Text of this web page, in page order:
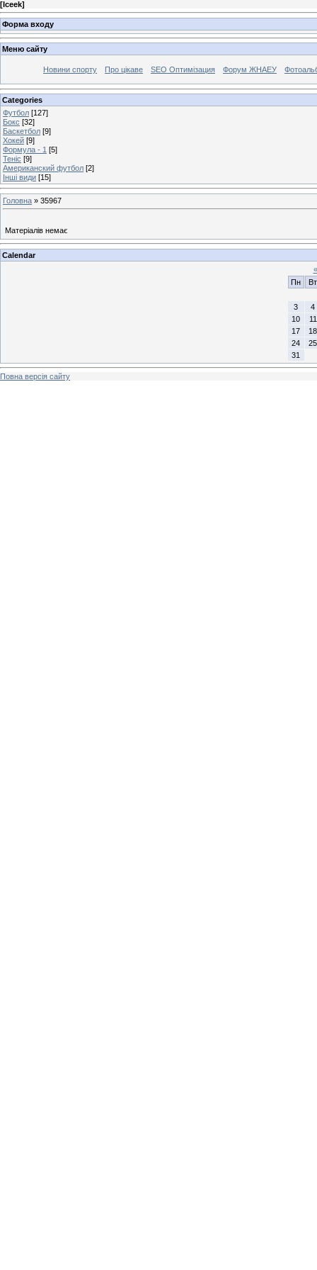
[Iceek]
Форма входу
Меню сайту
Новини спорту Про цікаве SEO Оптимізация Форум ЖНАЕУ
Categories
Футбол [127]
Бокс [32]
Баскетбол [9]
Хокей [9]
Формула - 1 [5]
Теніс [9]
Американский футбол [2]
Інші види [15]
Головна » 35967
Матеріалів немає
Calendar
«
Пн
Вт
3
4
10
11
17
18
24
25
31
Повна версія сайту